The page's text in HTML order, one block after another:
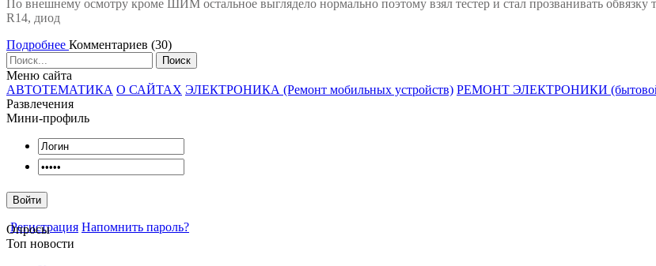
По внешнему осмотру кроме ШИМ остальное выглядело нормально поэтому взял тестер и стал прозванивать обвязку
R14, диод
Подробнее Комментариев (30)
Поиск
Меню сайта
АВТОТЕМАТИКА О САЙТАХ ЭЛЕКТРОНИКА (Ремонт мобильных устройств) РЕМОНТ ЭЛЕКТРОНИКИ (бытовой,
Развлечения
Мини-профиль
Войти
Регистрация Напомнить пароль?
Опросы
Топ новости